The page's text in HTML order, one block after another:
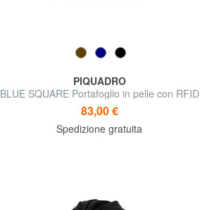
PIQUADRO
BLUE SQUARE Portafoglio in pelle con RFID
83,00 €
Spedizione gratuita